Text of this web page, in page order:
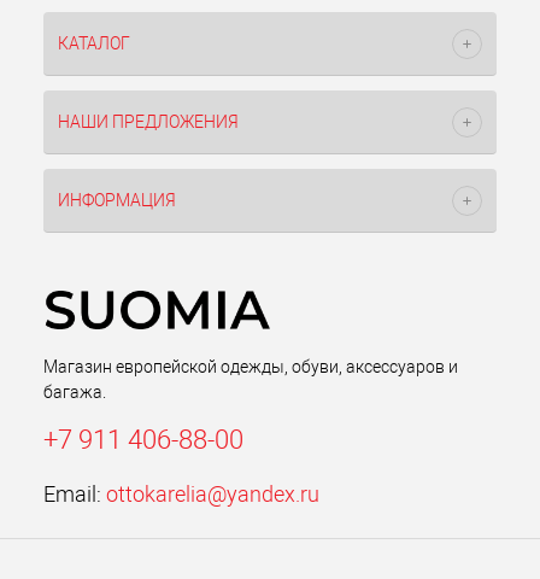
КАТАЛОГ
НАШИ ПРЕДЛОЖЕНИЯ
ИНФОРМАЦИЯ
Магазин европейской одежды, обуви, аксессуаров и
багажа.
+7 911 406-88-00
Email: ottokarelia@yandex.ru